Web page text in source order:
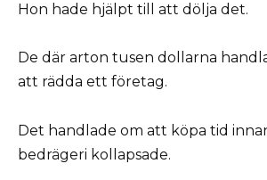
Hon hade hjälpt till att dölja det.
De där arton tusen dollarna
att rädda ett företag.
Det handlade om att köpa tid
bedrägeri kollapsade.